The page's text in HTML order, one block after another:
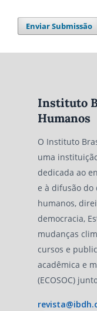
Enviar Submissão
Instituto
Humanos
O Instituto
uma
dedicada ao
e à difusão do
humanos,
democracia,
mudanças
cursos e
acadêmica e
(ECOSOC)